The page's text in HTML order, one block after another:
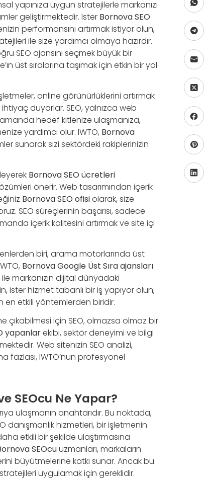
yapınıza uygun stratejilerle markanızı
geliştirmektedir. İster Bornova SEO
performansını artırmak istiyor olun,
ile size yardımcı olmaya hazırdır.
SEO ajansını seçmek büyük bir
üst sıralarına taşımak için etkin bir yol
online görünürlüklerini artırmak
duyarlar. SEO, yalnızca web
hedef kitlenize ulaşmanıza,
yardımcı olur. İWTO, Bornova
sunarak sizi sektördeki rakiplerinizin
Bornova SEO ücretleri
önerir. Web tasarımından içerik
Bornova SEO ofisiolarak, size
SEO süreçlerinin başarısı, sadece
içerik kalitesini artırmak ve site içi
biri, arama motorlarında üst
Bornova Google Üst Sıra ajansları
markanızın dijital dünyadaki
ister hizmet tabanlı bir iş yapıyor olun,
en etkili yöntemlerden biridir.
için SEO, olmazsa olmaz bir
yapanlarekibi, sektör deneyimi ve bilgi
Web sitenizin SEO analizi,
fazlası, İWTO’nun profesyonel
SEOcu Ne Yapar?
ulaşmanın anahtarıdır. Bu noktada,
hizmetleri, bir işletmenin
etkili bir şekilde ulaştırmasına
SEOcuuzmanları, markaların
büyütmelerine katkı sunar. Ancak bu
uygulamak için gereklidir.